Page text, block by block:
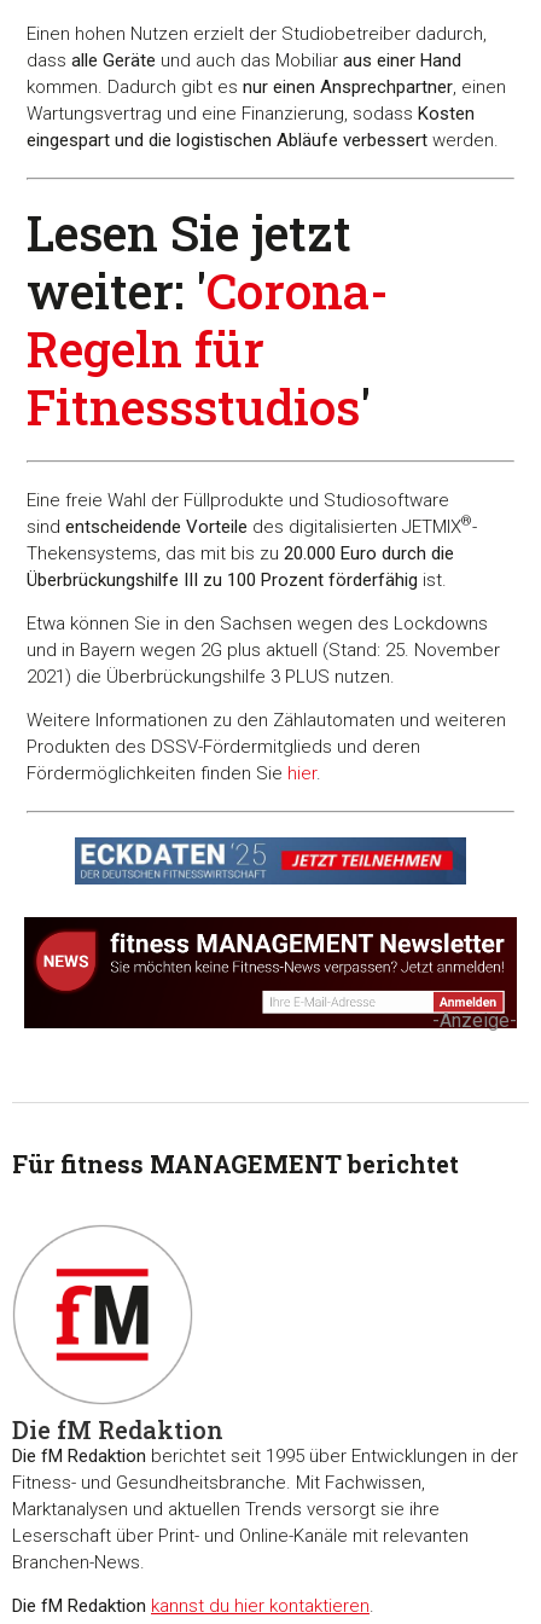
Zustimmung Details
Diese Webseite verwendet Cookies
Einen hohen Nutzen erzielt der Studiobetreiber dadurch,
dassalle Geräte und auch das Mobiliaraus einer Hand
kommen. Dadurch gibt esnur einen Ansprechpartner , einen
Wartungsvertrag und eine Finanzierung, sodassKosten
eingespart und die logistischen Abläufe verbessert werden.
Lesen Sie jetzt
weiter: 'Corona-
Regeln für
Fitnessstudios'
Eine freie Wahl der Füllprodukte und Studiosoftware
sindentscheidende Vorteile des digitalisierten JETMIX®-
Thekensystems, das mit bis zu20.000 Euro durch die
Überbrückungshilfe III zu 100 Prozent förderfähig ist.
Etwa können Sie in den Sachsen wegen des Lockdowns
und in Bayern wegen 2G plus aktuell (Stand: 25. November
2021) die Überbrückungshilfe 3 PLUS nutzen.
Weitere Informationen zu den Zählautomaten und weiteren
Produkten des DSSV-Fördermitglieds und deren
Fördermöglichkeiten finden Sie hier.
-Anzeige-
Für fitness MANAGEMENT berichtet
Die fM Redaktion
Die fM Redaktion berichtet seit 1995 über Entwicklungen in der
Fitness- und Gesundheitsbranche. Mit Fachwissen,
Marktanalysen und aktuellen Trends versorgt sie ihre
Leserschaft über Print- und Online-Kanäle mit relevanten
Branchen-News.
Die fM Redaktion kannst du hier kontaktieren.